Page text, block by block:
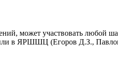
может участвовать любой
в ЯРШШЦ (Егоров Д.З.,